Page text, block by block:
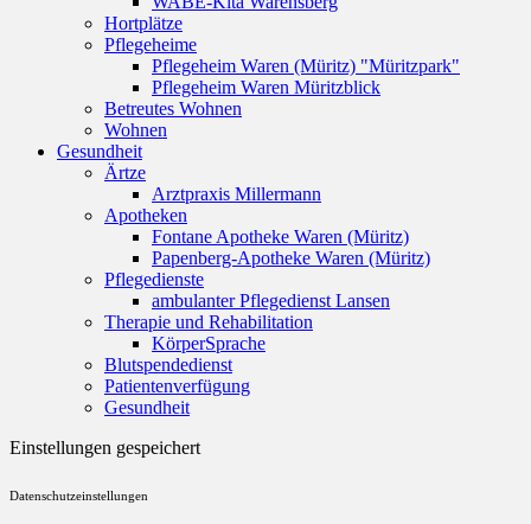
Hortplätze
Pflegeheime
Pflegeheim Waren (Müritz) "Müritzpark"
Pflegeheim Waren Müritzblick
Betreutes Wohnen
Wohnen
Gesundheit
Ärtze
Arztpraxis Millermann
Apotheken
Fontane Apotheke Waren (Müritz)
Papenberg-Apotheke Waren (Müritz)
Pflegedienste
ambulanter Pflegedienst Lansen
Therapie und Rehabilitation
KörperSprache
Blutspendedienst
Patientenverfügung
Gesundheit
Einstellungen gespeichert
Datenschutzeinstellungen